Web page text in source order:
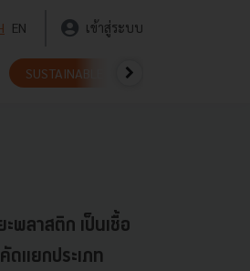
EN เข้าสู่ระบบ
SUSTAINABLE
พลาสติก เป็นเชื้อ
ดแยกประเภท